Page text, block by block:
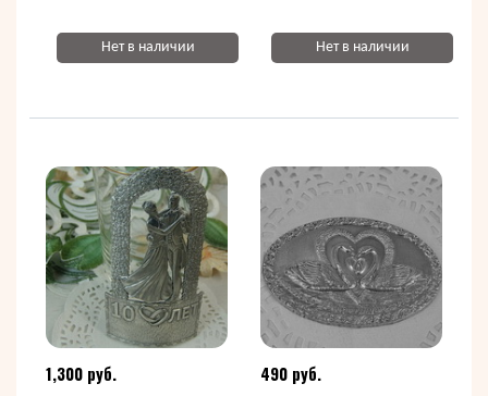
Нет в наличии Нет в наличии
1,300 руб. 490 руб.